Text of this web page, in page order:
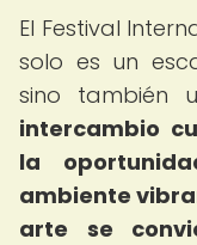
El Festival
solo es un
sino también
intercambio
la
ambiente
arte se